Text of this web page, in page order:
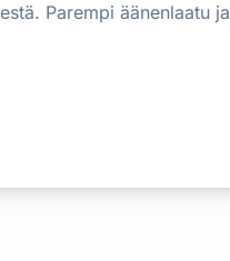
Parempi äänenlaatu ja